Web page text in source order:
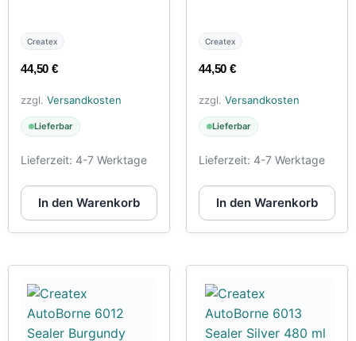
Createx
44,50€
zzgl. Versandkosten
Lieferbar
Lieferzeit: 4-7 Werktage
In den Warenkorb
Createx
44,50€
zzgl. Versandkosten
Lieferbar
Lieferzeit: 4-7 Werktage
In den Warenkorb